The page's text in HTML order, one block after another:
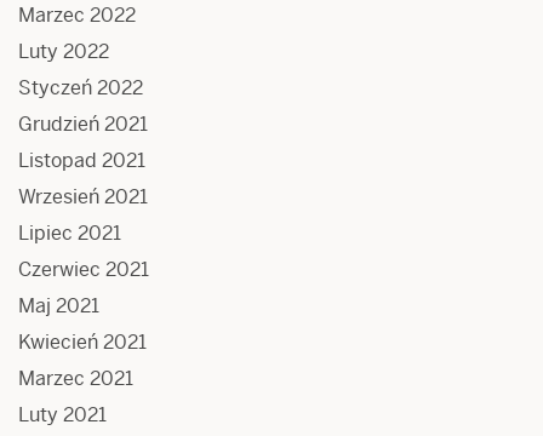
Marzec 2022
Luty 2022
Styczeń 2022
Grudzień 2021
Listopad 2021
Wrzesień 2021
Lipiec 2021
Czerwiec 2021
Maj 2021
Kwiecień 2021
Marzec 2021
Luty 2021